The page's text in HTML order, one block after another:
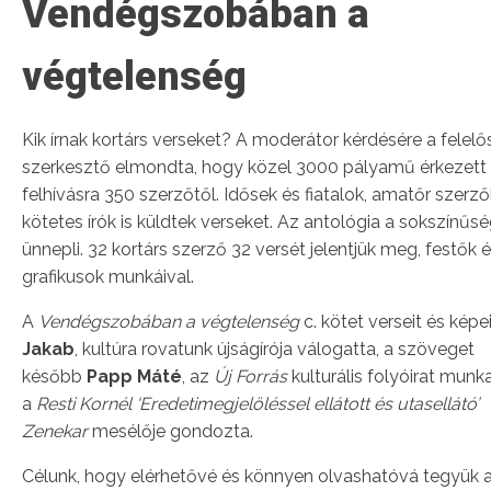
Vendégszobában a
végtelenség
Kik írnak kortárs verseket? A moderátor kérdésére a
szerkesztő elmondta, hogy közel 3000 pályamű érkezett
felhívásra 350 szerzőtől. Idősek és fiatalok, amatőr
kötetes írók is küldtek verseket. Az antológia a
ünnepli. 32 kortárs szerző 32 versét jelentjük meg, festők
grafikusok munkáival.
A Vendégszobában a végtelenségc. kötet verseit és
Jakab, kultúra rovatunk újságírója válogatta, a szöveget
később Papp Máté, az Új Forráskulturális folyóirat
a Resti Kornél ‘Eredetimegjelöléssel ellátott és utasellátó’
Zenekarmesélője gondozta.
Célunk, hogy elérhetővé és könnyen olvashatóvá tegyük